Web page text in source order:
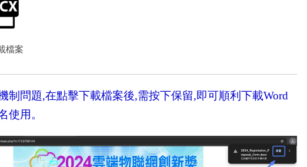
檔案
制問題,在點擊下載檔案後,需按下保留,即可順利下載Word
使用。